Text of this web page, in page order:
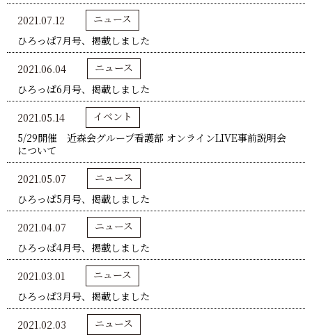
2021.07.12
ニュース
ひろっぱ7月号、掲載しました
2021.06.04
ニュース
ひろっぱ6月号、掲載しました
2021.05.14
イベント
5/29開催 近森会グループ看護部 オンラインLIVE事前説明会
について
2021.05.07
ニュース
ひろっぱ5月号、掲載しました
2021.04.07
ニュース
ひろっぱ4月号、掲載しました
2021.03.01
ニュース
ひろっぱ3月号、掲載しました
2021.02.03
ニュース